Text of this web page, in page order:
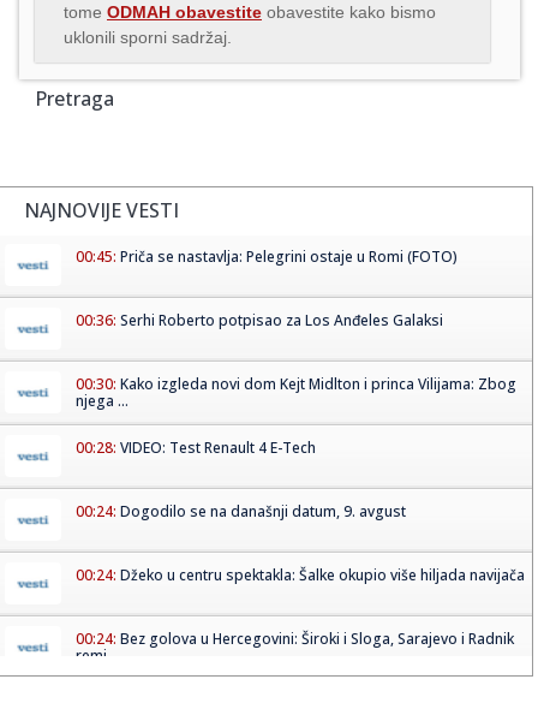
tome ODMAH obavestite obavestite kako bismo
uklonili sporni sadržaj.
Pretraga
NAJNOVIJE VESTI
00:45: Priča se nastavlja: Pelegrini ostaje u Romi (FOTO)
00:36: Serhi Roberto potpisao za Los Anđeles Galaksi
00:30: Kako izgleda novi dom Kejt Midlton i princa Vilijama: Zbog
njega ...
00:28: VIDEO: Test Renault 4 E-Tech
00:24: Dogodilo se na današnji datum, 9. avgust
00:24: Džeko u centru spektakla: Šalke okupio više hiljada navijača
00:24: Bez golova u Hercegovini: Široki i Sloga, Sarajevo i Radnik
remi...